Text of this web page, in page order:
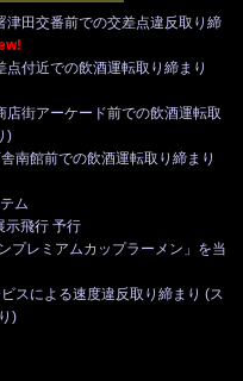
津田交番前での交差点違反取り締
付近での飲酒運転取り締まり
街アーケード前での飲酒運転取
)
南館前での飲酒運転取り締まり
ム
示飛行 予行
プレミアムカップラーメン」を当
スによる速度違反取り締まり (ス
)